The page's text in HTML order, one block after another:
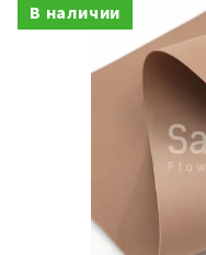
В наличии